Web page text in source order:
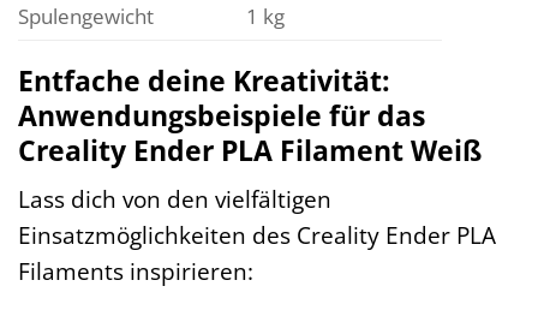
Spulengewicht
1 kg
Entfache deine Kreativität:
Anwendungsbeispiele für das
Creality Ender PLA Filament Weiß
Lass dich von den vielfältigen
Einsatzmöglichkeiten des Creality Ender PLA
Filaments inspirieren: